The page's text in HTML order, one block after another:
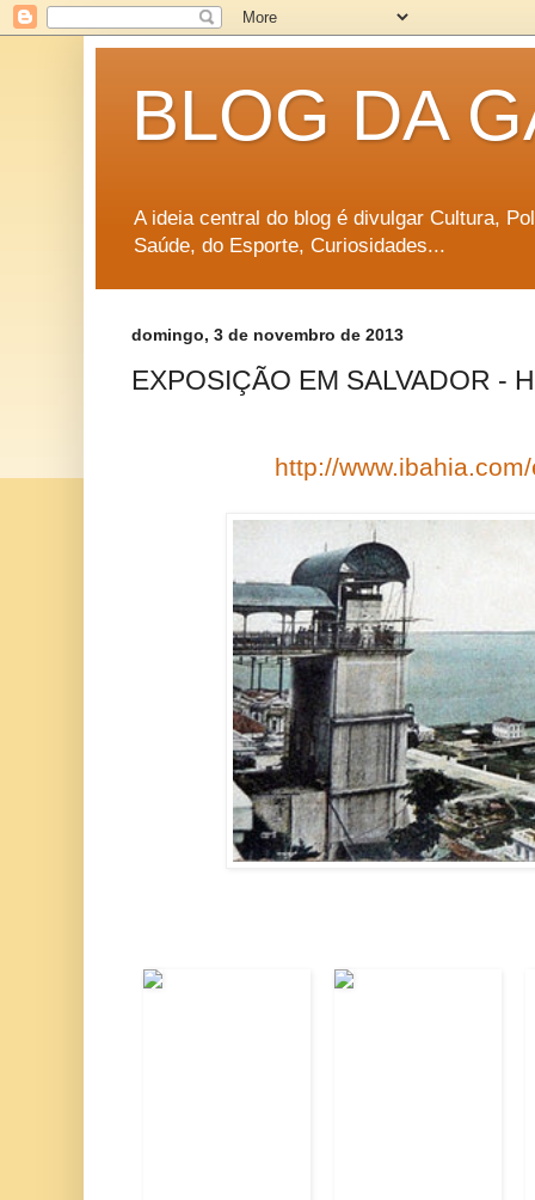
BLOG DA
A ideia central do blog é divulgar Cultura,
Saúde, do Esporte, Curiosidades...
domingo, 3 de novembro de 2013
EXPOSIÇÃO EM SALVADOR -
http://